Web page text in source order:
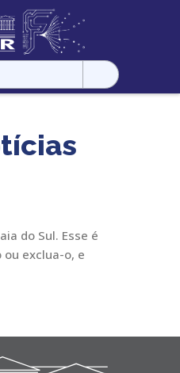
do Sul. Esse é
exclua-o, e